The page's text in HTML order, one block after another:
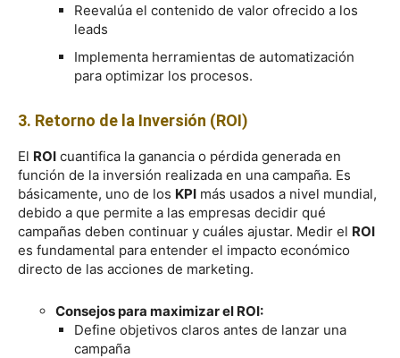
Reevalúa el contenido de valor ofrecido a los
leads
Implementa herramientas de automatización
para optimizar los procesos.
3. Retorno de la Inversión (ROI)
El ROI cuantifica la ganancia o pérdida generada en
función de la inversión realizada en una campaña. Es
básicamente, uno de los KPI más usados a nivel mundial,
debido a que permite a las empresas decidir qué
campañas deben continuar y cuáles ajustar. Medir el ROI
es fundamental para entender el impacto económico
directo de las acciones de marketing.
Consejos para maximizar el ROI:
Define objetivos claros antes de lanzar una
campaña